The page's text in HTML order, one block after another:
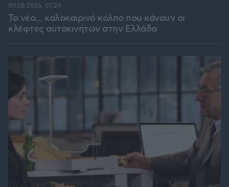
Το νέο... καλοκαιρινό κόλπο που κάνουν οι
κλέφτες αυτοκινήτων στην Ελλάδα
09.08.2026, 07:29